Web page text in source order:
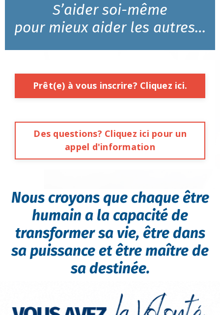
S’aider soi-même
pour mieux aider les autres…
Prêt(e) à vous inscrire? Cliquez ici.
Des questions? Cliquez ici pour un
appel d'information
Nous croyons que chaque être
humain a la capacité de
transformer sa vie, être dans
sa puissance et être maître de
sa destinée.